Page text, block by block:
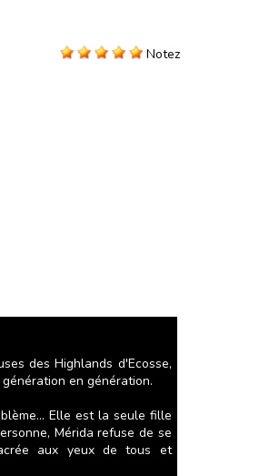
Notez
des Highlands d'Ecosse,
en génération.
Elle est la seule fille
Mérida refuse de se
aux yeux de tous et